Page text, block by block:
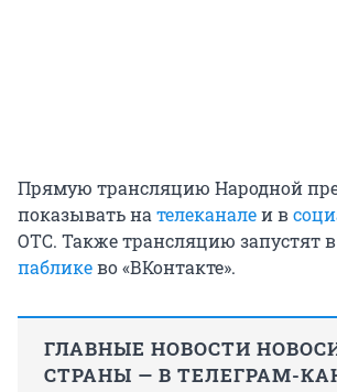
Прямую трансляцию Народной
показывать нателеканалеи в
ОТС. Также трансляцию запустят в
пабликево «ВКонтакте».
ГЛАВНЫЕ НОВОСТИ
СТРАНЫ — В ТЕЛЕГРАМ-